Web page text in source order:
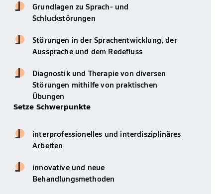
Grundlagen zu Sprach- und
Schluckstörungen
Störungen in der Sprachentwicklung, der
Aussprache und dem Redefluss
Diagnostik und Therapie von diversen
Störungen mithilfe von praktischen
Übungen
Setze Schwerpunkte
interprofessionelles und interdisziplinäres
Arbeiten
innovative und neue
Behandlungsmethoden